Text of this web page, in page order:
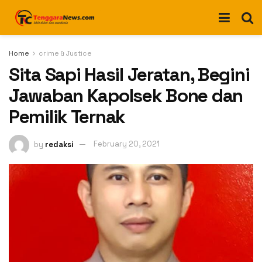
Home crime & Justice
Sita Sapi Hasil Jeratan, Begini
Jawaban Kapolsek Bone dan
Pemilik Ternak
by redaksi February 20, 2021